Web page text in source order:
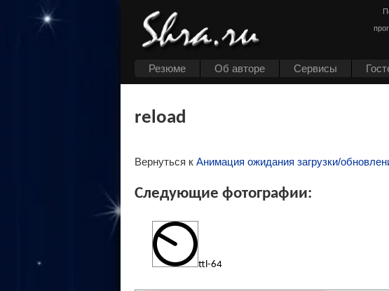
Резюме Об авторе Cервисы
reload
Вернуться к Анимация ожидания загрузки/
Следующие фотографии:
ttl-64